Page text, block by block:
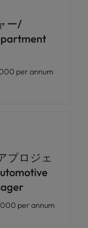
ー/
per annum
プロジェ
per annum